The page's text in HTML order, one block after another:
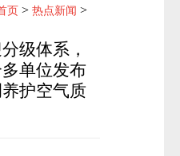
页 > 热点新闻 >
级体系，
单位发布
养护空气质